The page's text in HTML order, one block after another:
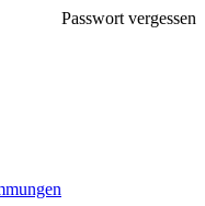
Passwort vergessen